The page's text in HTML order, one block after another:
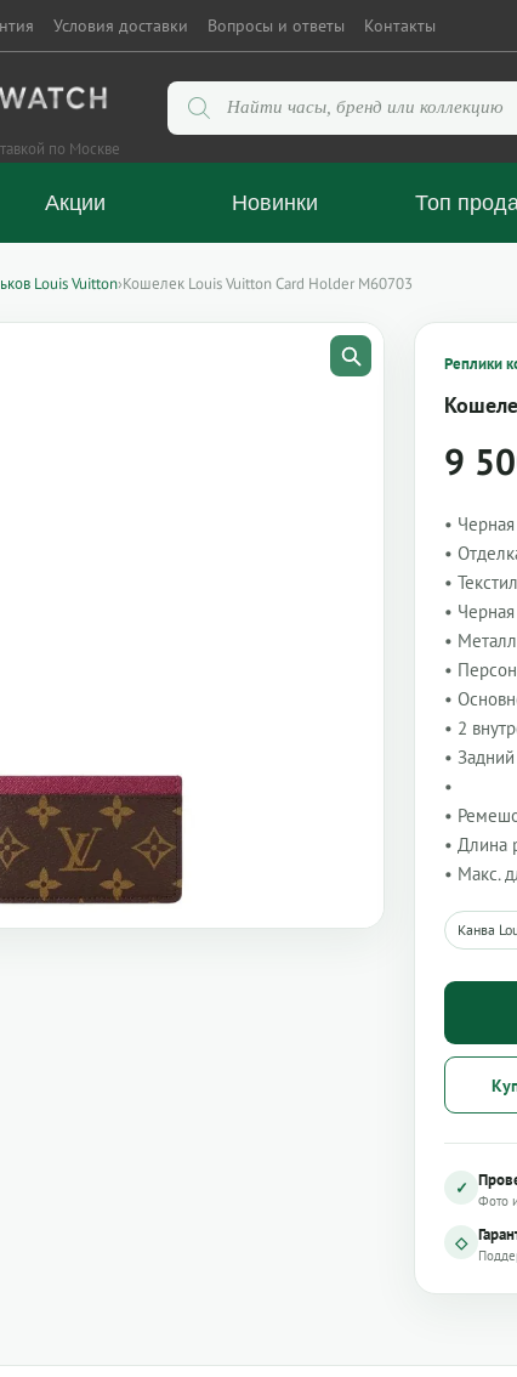
Условия доставки Вопросы и ответы Контакты
по Москве
Поиск
товаров
Акции Новинки Топ
Louis Vuitton›Кошелек Louis Vuitton Card Holder M60703
Реплики
9
•
•
•
•
•
•
•
• 2
•
•
•
• Длина
• Макс.
Канва
✓
Фото
◇